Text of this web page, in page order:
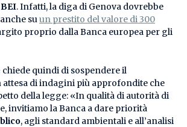
BEI. Infatti, la diga di Genova dovrebbe
su un prestito del valore di 300
proprio dalla Banca europea per gli
chiede quindi di sospendere il
di indagini più approfondite che
della legge: «In qualità di autorità di
invitiamo la Banca a dare priorità
, agli standard ambientali e all’analisi